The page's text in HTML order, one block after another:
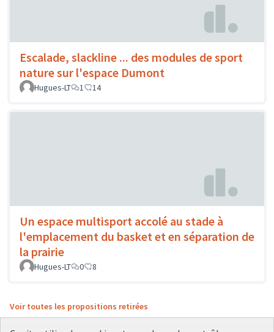
Escalade, slackline ... des modules de sport
nature sur l'espace Dumont
Hugues-LT 1 14
Un espace multisport accolé au stade à
l'emplacement du basket et en séparation de
la prairie
Hugues-LT 0 8
Voir toutes les propositions retirées